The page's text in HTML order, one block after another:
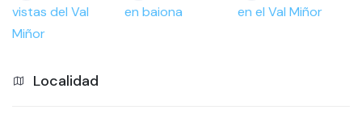
vistas del Val
Miñor
en baiona
en el Val Miñor
Localidad